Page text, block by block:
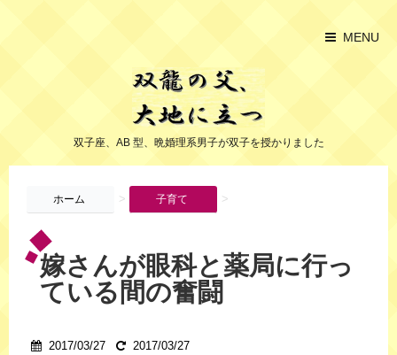
MENU
双子座、AB 型、晩婚理系男子が双子を授かりました
ホーム > 子育て >
嫁さんが眼科と薬局に行っ
ている間の奮闘
2017/03/27 2017/03/27